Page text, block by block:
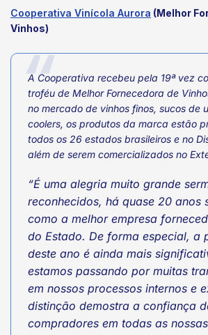
Cooperativa Vinícola Aurora (Melhor
Vinhos)
A Cooperativa recebeu pela 19ª vez
troféu de Melhor Fornecedora de
no mercado de vinhos finos, sucos de
coolers, os produtos da marca estão
todos os 26 estados brasileiros e no
além de serem comercializados no
“É uma alegria muito grande
reconhecidos, há quase 20 anos
como a melhor empresa
do Estado. De forma especial, a
deste ano é ainda mais
estamos passando por muitas
em nossos processos internos e
distinção demostra a confiança
compradores em todas as